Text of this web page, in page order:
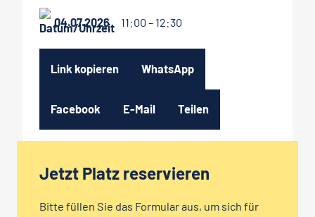
04.07.2026 11:00 – 12:30
Link kopieren WhatsApp
Facebook E-Mail Teilen
Jetzt Platz reservieren
Bitte füllen Sie das Formular aus, um sich für